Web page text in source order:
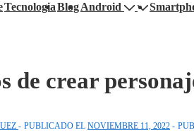
TecnologiaBlogAndroid
de crear
PUBLICADO EL NOVIEMBRE 11, 2022